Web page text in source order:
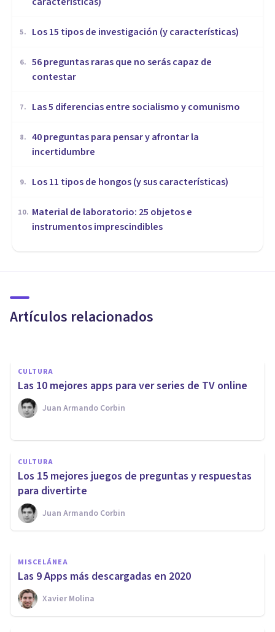
5. Los 15 tipos de investigación (y características)
6. 56 preguntas raras que no serás capaz de
contestar
7. Las 5 diferencias entre socialismo y comunismo
8. 40 preguntas para pensar y afrontar la
incertidumbre
9. Los 11 tipos de hongos (y sus características)
10. Material de laboratorio: 25 objetos e
instrumentos imprescindibles
Artículos relacionados
películas desde tu móvil
CULTURA
Las 10 mejores apps para ver series de TV online
Juan Armando Corbin
CULTURA
Los 15 mejores juegos de preguntas y respuestas
para divertirte
Juan Armando Corbin
105 cosas que puedes hacer
cuando estás aburrido
Juan Armando Corbin
MISCELÁNEA
Las 9 Apps más descargadas en 2020
Xavier Molina